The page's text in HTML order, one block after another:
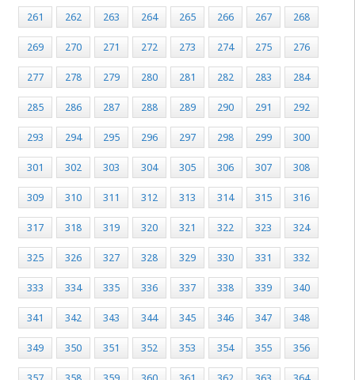
261 262 263 264 265 266 267 268
269 270 271 272 273 274 275 276
277 278 279 280 281 282 283 284
285 286 287 288 289 290 291 292
293 294 295 296 297 298 299 300
301 302 303 304 305 306 307 308
309 310 311 312 313 314 315 316
317 318 319 320 321 322 323 324
325 326 327 328 329 330 331 332
333 334 335 336 337 338 339 340
341 342 343 344 345 346 347 348
349 350 351 352 353 354 355 356